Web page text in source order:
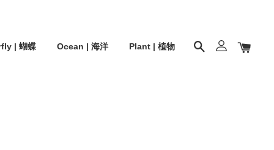
| 蝴蝶 Ocean | 海洋 Plant | 植物